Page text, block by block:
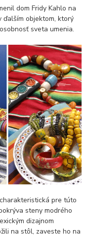
dom Fridy Kahlo na
ďalším objektom, ktorý
sveta umenia.
pre túto
steny modrého
dizajnom
na stôl, zaveste ho na